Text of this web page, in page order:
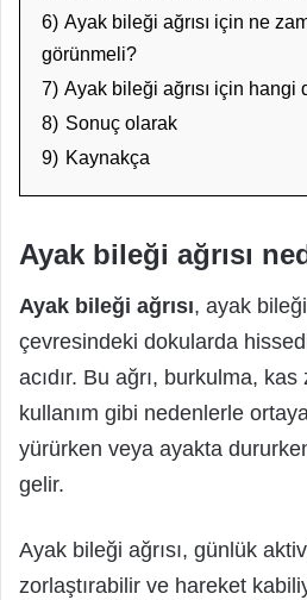
6) Ayak bileği ağrısı için ne
görünmeli?
7) Ayak bileği ağrısı için hangi
8) Sonuç olarak
9) Kaynakça
Ayak bileği ağrısı
Ayak bileği ağrısı, ayak
çevresindeki dokularda
acıdır. Bu ağrı, burkulma, kas
kullanım gibi nedenlerle
yürürken veya ayakta
gelir.
Ayak bileği ağrısı, günlük
zorlaştırabilir ve hareket